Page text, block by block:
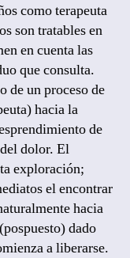
como terapeuta
son tratables en
en cuenta las
que consulta.
de un proceso de
hacia la
de
dolor. El
exploración;
el encontrar
hacia
dado
a liberarse.